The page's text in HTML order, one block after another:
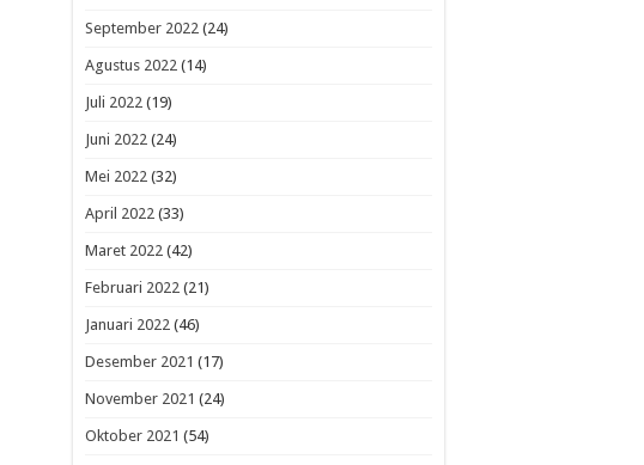
September 2022 (24)
Agustus 2022 (14)
Juli 2022 (19)
Juni 2022 (24)
Mei 2022 (32)
April 2022 (33)
Maret 2022 (42)
Februari 2022 (21)
Januari 2022 (46)
Desember 2021 (17)
November 2021 (24)
Oktober 2021 (54)